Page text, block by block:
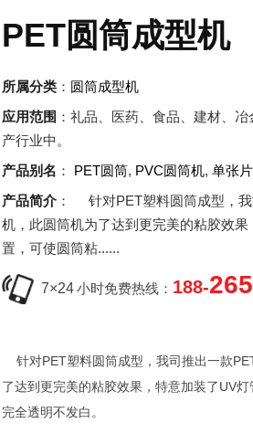
PET圆筒成型机
所属分类 ： 圆筒成型机
应用范围 ：礼品、医药、食品、建材、
产行业中。
产品别名 ： PET圆筒, PVC圆筒机,单张
产品简介： 针对PET塑料圆筒成型，我
机，此圆筒机为了达到更完美的粘胶效
置，可使圆筒粘......
7×24小时免费热线： 188-
针对PET塑料圆筒成型，我司推出一款
了达到更完美的粘胶效果，特意加装了UV
完全透明不发白。